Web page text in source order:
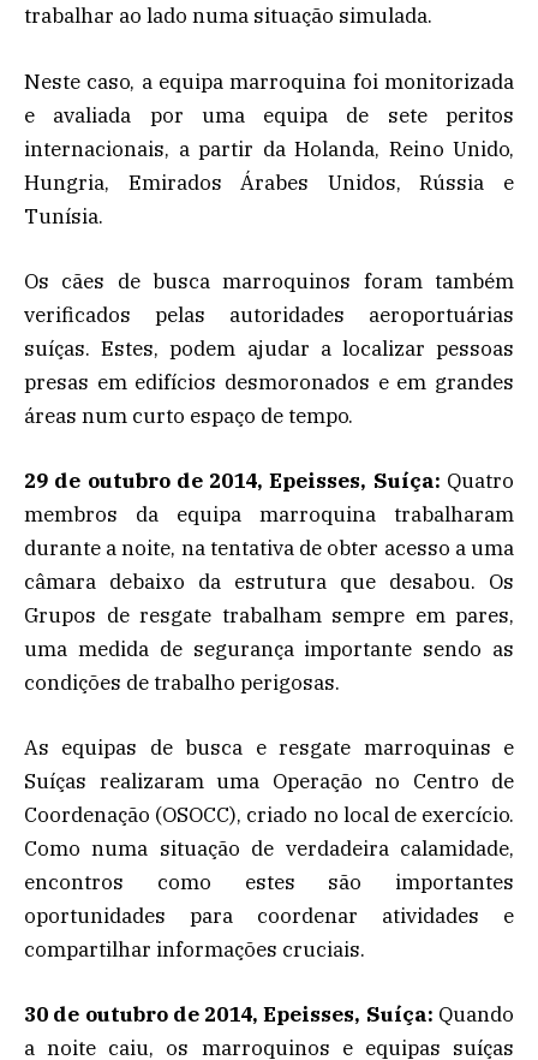
trabalhar ao lado numa situação simulada.
Neste caso, a equipa marroquina foi monitorizada
e avaliada por uma equipa de sete peritos
internacionais, a partir da Holanda, Reino Unido,
Hungria, Emirados Árabes Unidos, Rússia e
Tunísia.
Os cães de busca marroquinos foram também
verificados pelas autoridades aeroportuárias
suíças. Estes, podem ajudar a localizar pessoas
presas em edifícios desmoronados e em grandes
áreas num curto espaço de tempo.
29 de outubro de 2014, Epeisses, Suíça: Quatro
membros da equipa marroquina trabalharam
durante a noite, na tentativa de obter acesso a uma
câmara debaixo da estrutura que desabou. Os
Grupos de resgate trabalham sempre em pares,
uma medida de segurança importante sendo as
condições de trabalho perigosas.
As equipas de busca e resgate marroquinas e
Suíças realizaram uma Operação no Centro de
Coordenação (OSOCC), criado no local de exercício.
Como numa situação de verdadeira calamidade,
encontros como estes são importantes
oportunidades para coordenar atividades e
compartilhar informações cruciais.
30 de outubro de 2014, Epeisses, Suíça: Quando
a noite caiu, os marroquinos e equipas suíças